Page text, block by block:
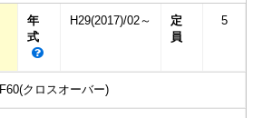
年
式
H29(2017)/02～
定
員
5
F60(クロスオーバー)